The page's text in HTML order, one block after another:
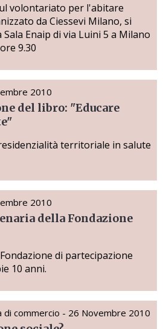
volontariato per l'abitare
da Ciessevi Milano, si
Enaip di via Luini 5 a Milano
9.30
2010
del libro: "Educare
territoriale in salute
2010
della Fondazione
di partecipazione
10 anni.
di commercio - 26 Novembre 2010